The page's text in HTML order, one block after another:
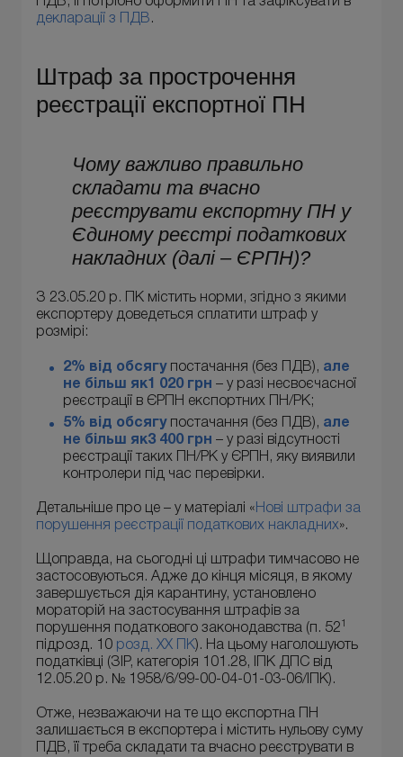
декларації з ПДВ .
Штраф за прострочення
реєстрації експортної ПН
Чому важливо правильно
складати та вчасно
реєструвати експортну ПН у
Єдиному реєстрі податкових
накладних (далі – ЄРПН)?
З 23.05.20 р. ПК містить норми, згідно з якими
експортеру доведеться сплатити штраф у
розмірі:
2% від обсягупостачання (без ПДВ), але
не більш як1 020 грн – у разі несвоєчасної
реєстрації в ЄРПН експортних ПН/РК;
5% від обсягупостачання (без ПДВ), але
не більш як3 400 грн – у разі відсутності
реєстрації таких ПН/РК у ЄРПН, яку виявили
контролери під час перевірки.
Детальніше про це – у матеріалі « Нові штрафи за
порушення реєстрації податкових накладних».
Щоправда, на сьогодні ці штрафи тимчасово не
застосовуються. Адже до кінця місяця, в якому
завершується дія карантину, установлено
мораторій на застосування штрафів за
порушення податкового законодавства (п. 521
підрозд. 10 розд. ХХ ПК). На цьому наголошують
податківці (ЗІР, категорія 101.28, ІПК ДПС від
12.05.20 р. № 1958/6/99-00-04-01-03-06/ІПК).
Отже, незважаючи на те що експортна ПН
залишається в експортера і містить нульову суму
ПДВ, її треба складати та вчасно реєструвати в